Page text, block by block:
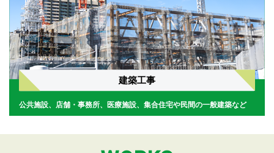
建築工事
公共施設、店舗・事務所、医療施設、集合住宅や民間の一般建築など